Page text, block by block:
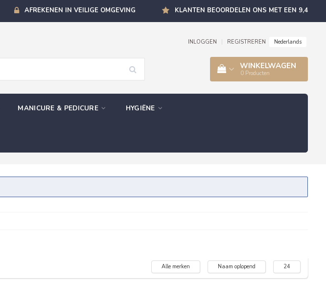
AFREKENEN IN VEILIGE OMGEVING KLANTEN BEOORDELEN ONS MET EEN 9,4
INLOGGEN REGISTREREN Nederlands
WINKELWAGEN
0 Producten
MANICURE & PEDICURE HYGIËNE
Alle merken Naam oplopend 24